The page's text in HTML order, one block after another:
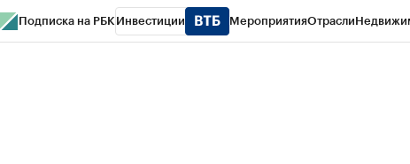
Подписка на РБК Инвестиции МероприятияОтрасли